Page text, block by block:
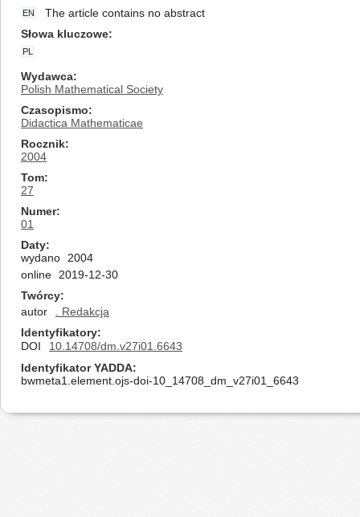
EN
The article contains no abstract
Słowa kluczowe
PL
Wydawca
Polish Mathematical Society
Czasopismo
Didactica Mathematicae
Rocznik
2004
Tom
27
Numer
01
Daty
wydano
2004
online
2019-12-30
Twórcy
autor
. Redakcja
Identyfikatory
DOI
10.14708/dm.v27i01.6643
Identyfikator YADDA
bwmeta1.element.ojs-doi-10_14708_dm_v27i01_6643